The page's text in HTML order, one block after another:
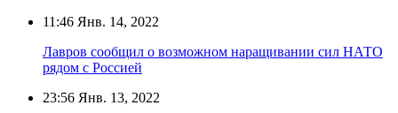
11:46 Янв. 14, 2022
Лавров сообщил о возможном наращивании сил НАТО
рядом с Россией
23:56 Янв. 13, 2022